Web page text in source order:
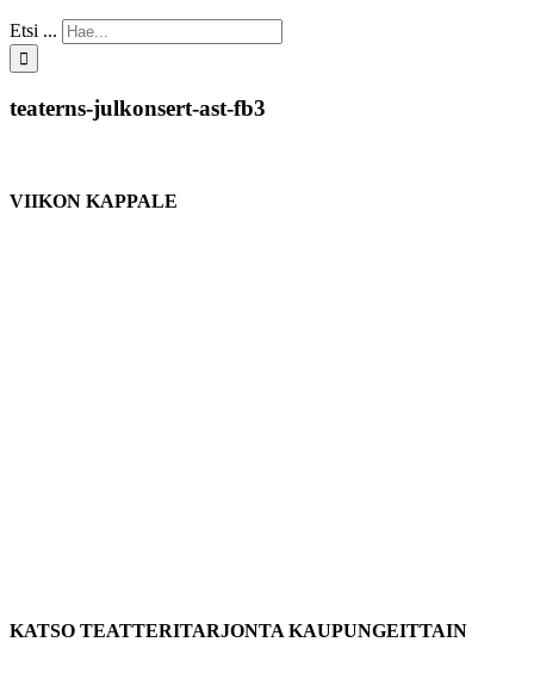
Etsi ...
teaterns-julkonsert-ast-fb3
VIIKON KAPPALE
KATSO TEATTERITARJONTA KAUPUNGEITTAIN